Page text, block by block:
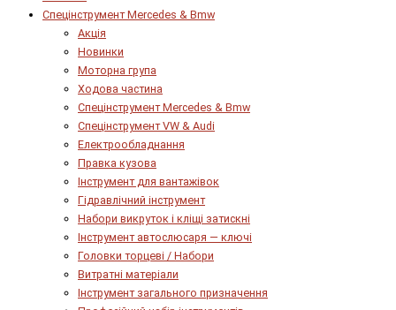
Спецінструмент Mercedes & Bmw
Акція
Новинки
Моторна група
Ходова частина
Спецінструмент Mercedes & Bmw
Спецінструмент VW & Audi
Електрообладнання
Правка кузова
Інструмент для вантажівок
Гідравлічний інструмент
Набори викруток і кліщі затискні
Інструмент автослюсаря — ключі
Головки торцеві / Набори
Витратні матеріали
Інструмент загального призначення